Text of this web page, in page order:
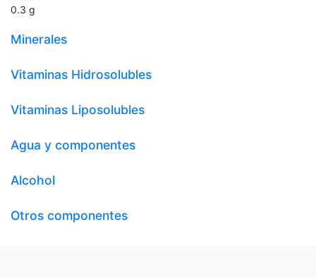
0.3 g
Minerales
Vitaminas Hidrosolubles
Vitaminas Liposolubles
Agua y componentes
Alcohol
Otros componentes